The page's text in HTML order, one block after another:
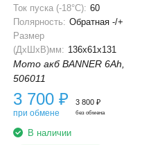
Ток пуска (-18°С): 60
Полярность: Обратная -/+
Размер
(ДхШхВ)мм: 136x61x131
Мото акб BANNER 6Ah,
506011
3 700 ₽
при обмене
3 800 ₽
без обмена
В наличии